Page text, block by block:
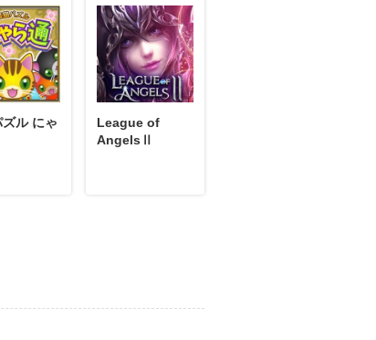
03月04日 コメント
手に入れた！
ジ。ル にゃ
League of
AngelsⅡ